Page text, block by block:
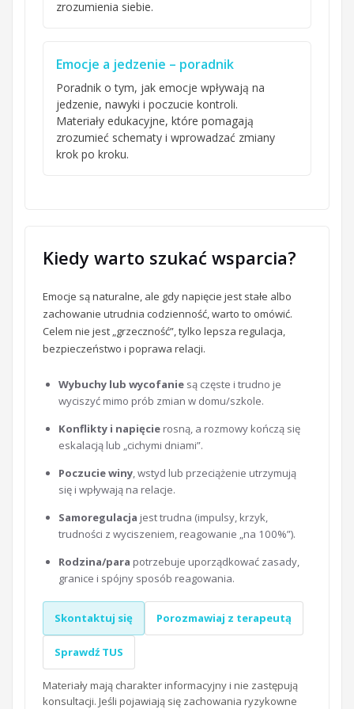
zrozumienia siebie.
Emocje a jedzenie – poradnik
Poradnik o tym, jak emocje wpływają na
jedzenie, nawyki i poczucie kontroli.
Materiały edukacyjne, które pomagają
zrozumieć schematy i wprowadzać zmiany
krok po kroku.
Kiedy warto szukać wsparcia?
Emocje są naturalne, ale gdy napięcie jest stałe albo
zachowanie utrudnia codzienność, warto to omówić.
Celem nie jest „grzeczność”, tylko lepsza regulacja,
bezpieczeństwo i poprawa relacji.
Wybuchy lub wycofanie są częste i trudno je
wyciszyć mimo prób zmian w domu/szkole.
Konflikty i napięcie rosną, a rozmowy kończą się
eskalacją lub „cichymi dniami”.
Poczucie winy, wstyd lub przeciążenie utrzymują
się i wpływają na relacje.
Samoregulacja jest trudna (impulsy, krzyk,
trudności z wyciszeniem, reagowanie „na 100%”).
Rodzina/para potrzebuje uporządkować zasady,
granice i spójny sposób reagowania.
Skontaktuj się Porozmawiaj z terapeutą
Sprawdź TUS
Materiały mają charakter informacyjny i nie zastępują
konsultacji. Jeśli pojawiają się zachowania ryzykowne